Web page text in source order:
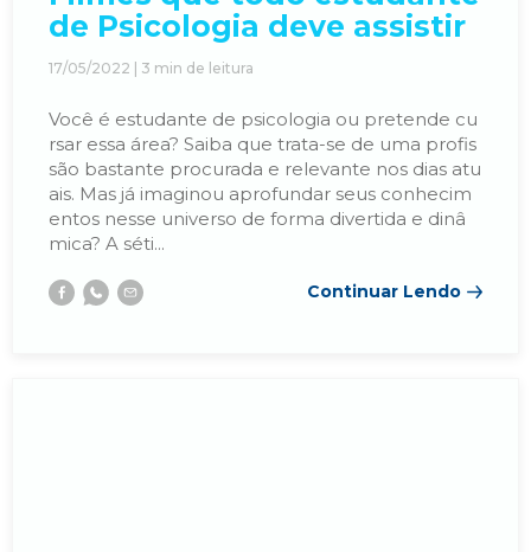
de Psicologia deve assistir
17/05/2022 | 3 min de leitura
Você é estudante de psicologia ou pretende cu
rsar essa área? Saiba que trata-se de uma profis
são bastante procurada e relevante nos dias atu
ais. Mas já imaginou aprofundar seus conhecim
entos nesse universo de forma divertida e dinâ
mica? A séti...
Continuar Lendo